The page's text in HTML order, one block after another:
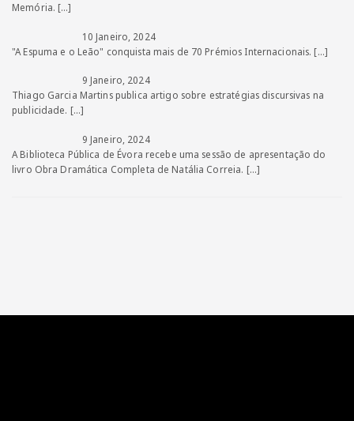
Memória. […]
10 Janeiro, 2024
"A Espuma e o Leão" conquista mais de 70 Prémios Internacionais. […]
9 Janeiro, 2024
Thiago Garcia Martins publica artigo sobre estratégias discursivas na
publicidade. […]
9 Janeiro, 2024
A Biblioteca Pública de Évora recebe uma sessão de apresentação do
livro Obra Dramática Completa de Natália Correia. […]